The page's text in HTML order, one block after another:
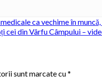
ca vechime în
cei din Vârfu Câmpului –
sunt marcate cu*